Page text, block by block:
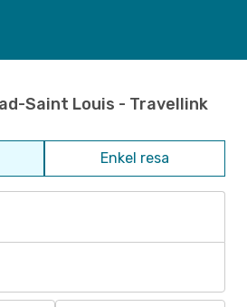
Saint Louis - Travellink
Enkel resa